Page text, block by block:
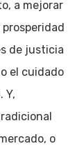
a mejorar
de justicia
el cuidado
Y,
o